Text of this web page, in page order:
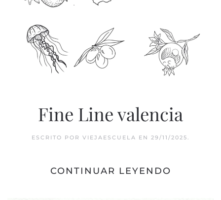
Fine Line valencia
ESCRITO POR VIEJAESCUELA EN 29/11/2025.
CONTINUAR LEYENDO